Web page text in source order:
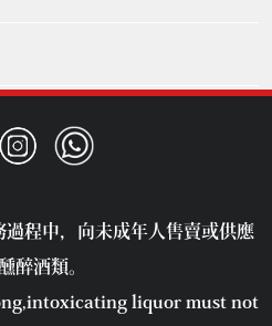
程中，向未成年人售賣或供應
醉酒類。
liquor must not